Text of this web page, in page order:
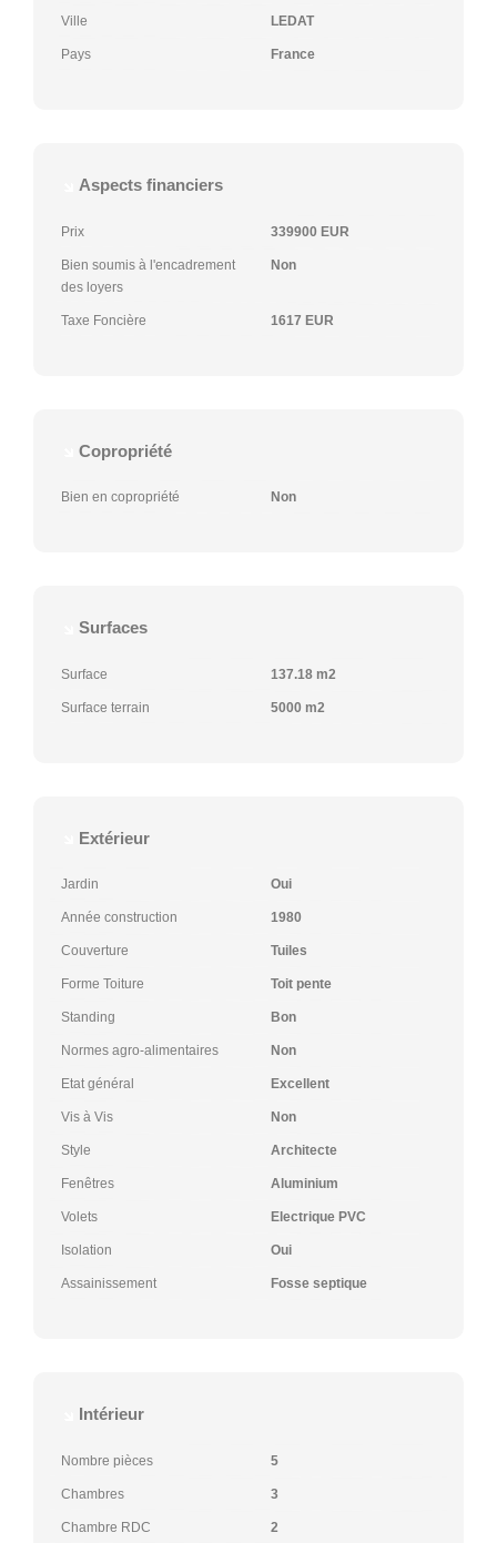
Ville LEDAT
Pays France
Aspects financiers
Prix 339900 EUR
Bien soumis à l'encadrement
des loyers
Non
Taxe Foncière 1617 EUR
Copropriété
Bien en copropriété Non
Surfaces
Surface 137.18 m2
Surface terrain 5000 m2
Extérieur
Jardin Oui
Année construction 1980
Couverture Tuiles
Forme Toiture Toit pente
Standing Bon
Normes agro-alimentaires Non
Etat général Excellent
Vis à Vis Non
Style Architecte
Fenêtres Aluminium
Volets Electrique PVC
Isolation Oui
Assainissement Fosse septique
Intérieur
Nombre pièces 5
Chambres 3
Chambre RDC 2